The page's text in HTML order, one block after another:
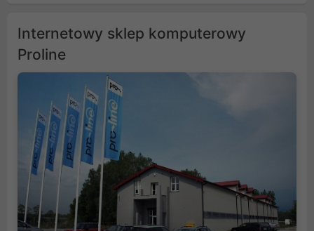
Internetowy sklep komputerowy
Proline